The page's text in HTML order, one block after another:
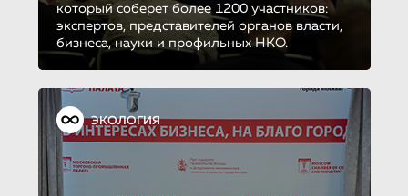
который соберет более 1200 участников:
экспертов, представителей органов власти,
бизнеса, науки и профильных НКО.
ЭКОЛОГИЯ